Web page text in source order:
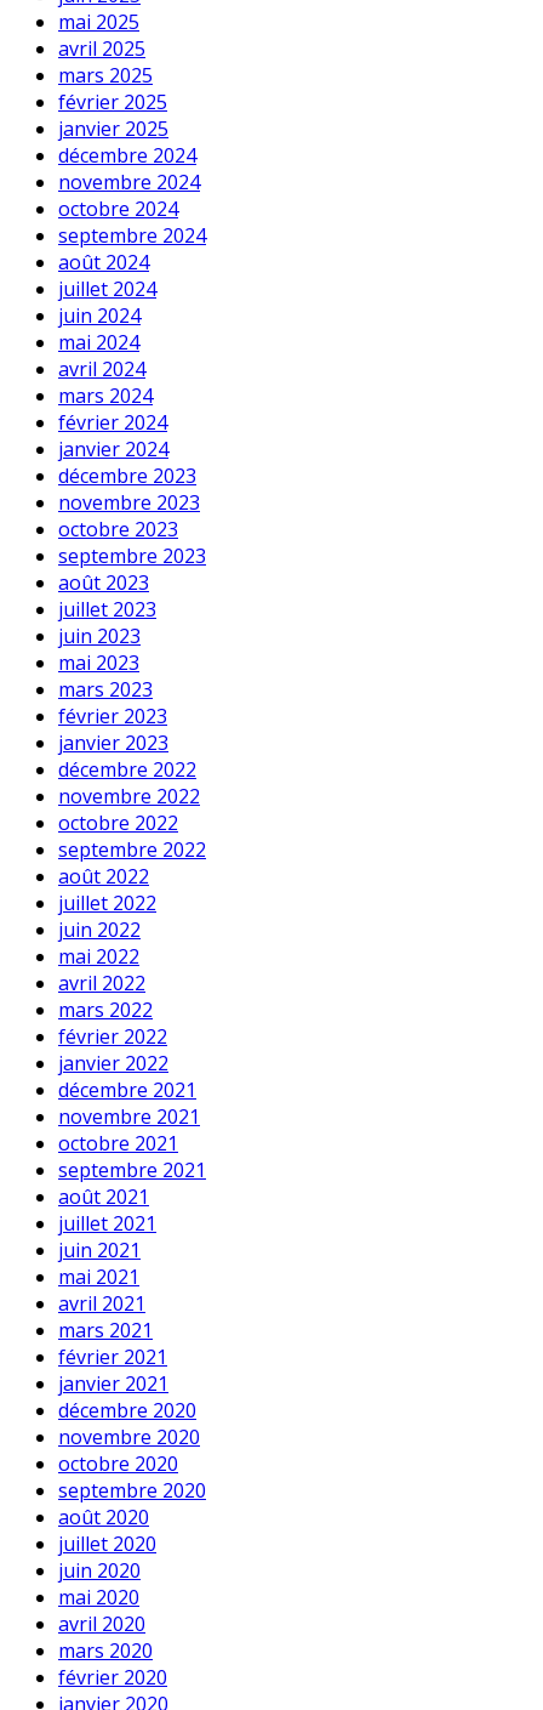
mai 2025
avril 2025
mars 2025
février 2025
janvier 2025
décembre 2024
novembre 2024
octobre 2024
septembre 2024
août 2024
juillet 2024
juin 2024
mai 2024
avril 2024
mars 2024
février 2024
janvier 2024
décembre 2023
novembre 2023
octobre 2023
septembre 2023
août 2023
juillet 2023
juin 2023
mai 2023
mars 2023
février 2023
janvier 2023
décembre 2022
novembre 2022
octobre 2022
septembre 2022
août 2022
juillet 2022
juin 2022
mai 2022
avril 2022
mars 2022
février 2022
janvier 2022
décembre 2021
novembre 2021
octobre 2021
septembre 2021
août 2021
juillet 2021
juin 2021
mai 2021
avril 2021
mars 2021
février 2021
janvier 2021
décembre 2020
novembre 2020
octobre 2020
septembre 2020
août 2020
juillet 2020
juin 2020
mai 2020
avril 2020
mars 2020
février 2020
janvier 2020